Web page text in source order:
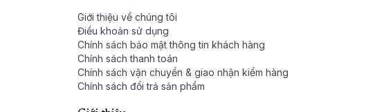
Giới thiệu về chúng tôi
Điều khoản sử dụng
Chính sách bảo mật thông tin khách hàng
Chính sách thanh toán
Chính sách vận chuyển & giao nhận kiểm hàng
Chính sách đổi trả sản phẩm